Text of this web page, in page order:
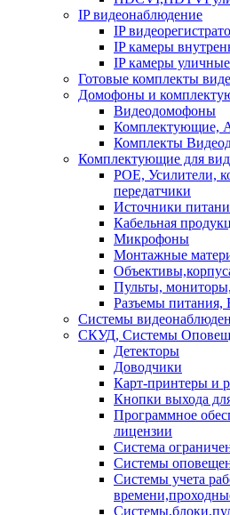
IP видеонаблюдение
IP
IP камеры
IP камеры уличные
Готовые комплекты
Домофоны и
Видеодомофоны
Комплектующие,
Комплекты
Комплектующие для
POE, Усилители,
передатчики
Источники
Кабельная
Микрофоны
Монтажные
Пульты,
Разъемы питания,
Системы
СКУД, Системы
Детекторы
Доводчики
Карт-принтеры и
Кнопки выхода
Программное
лицензии
Система
Системы
Системы учета